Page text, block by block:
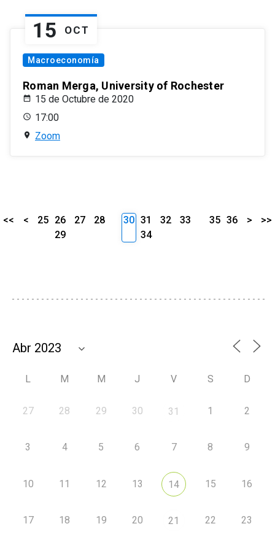
15 OCT
Macroeconomía
Roman Merga, University of Rochester
15 de Octubre de 2020
17:00
Zoom
<< < 25 26 27
28
29
30 31 32
33
34
35 36 > >>
L M M J V S D
27 28 29 30 31 1 2
3 4 5 6 7 8 9
10 11 12 13 14 15 16
17 18 19 20 21 22 23